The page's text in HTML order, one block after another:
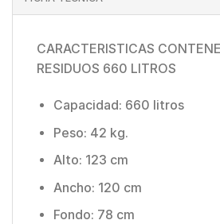
CARACTERISTICAS
RESIDUOS 660 LITROS
Capacidad: 660 litros
Peso: 42 kg.
Alto: 123 cm
Ancho: 120 cm
Fondo: 78 cm